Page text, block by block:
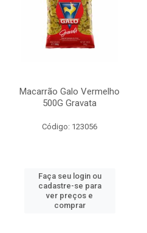
Macarrão Galo Vermelho
500G Gravata
Código: 123056
Faça seu login ou
cadastre-se para
ver preços e
comprar